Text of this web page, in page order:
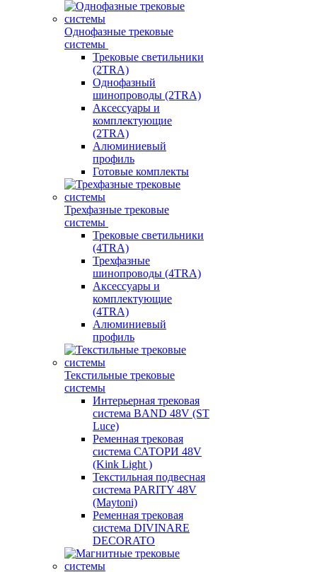
Однофазные трековые
системы
Трековые светильники
(2TRA)
Однофазный
шинопроводы (2TRA)
Аксессуары и
комплектующие
(2TRA)
Алюминиевый
профиль
Готовые комплекты
Трехфазные трековые
системы
Трековые светильники
(4TRA)
Трехфазные
шинопроводы (4TRA)
Аксессуары и
комплектующие
(4TRA)
Алюминиевый
профиль
Текстильные трековые
системы
Интерьерная трековая
система BAND 48V (ST
Luce)
Ременная трековая
система САТОРИ 48V
(Kink Light )
Текстильная подвесная
система PARITY 48V
(Maytoni)
Ременная трековая
система DIVINARE
DECORATO